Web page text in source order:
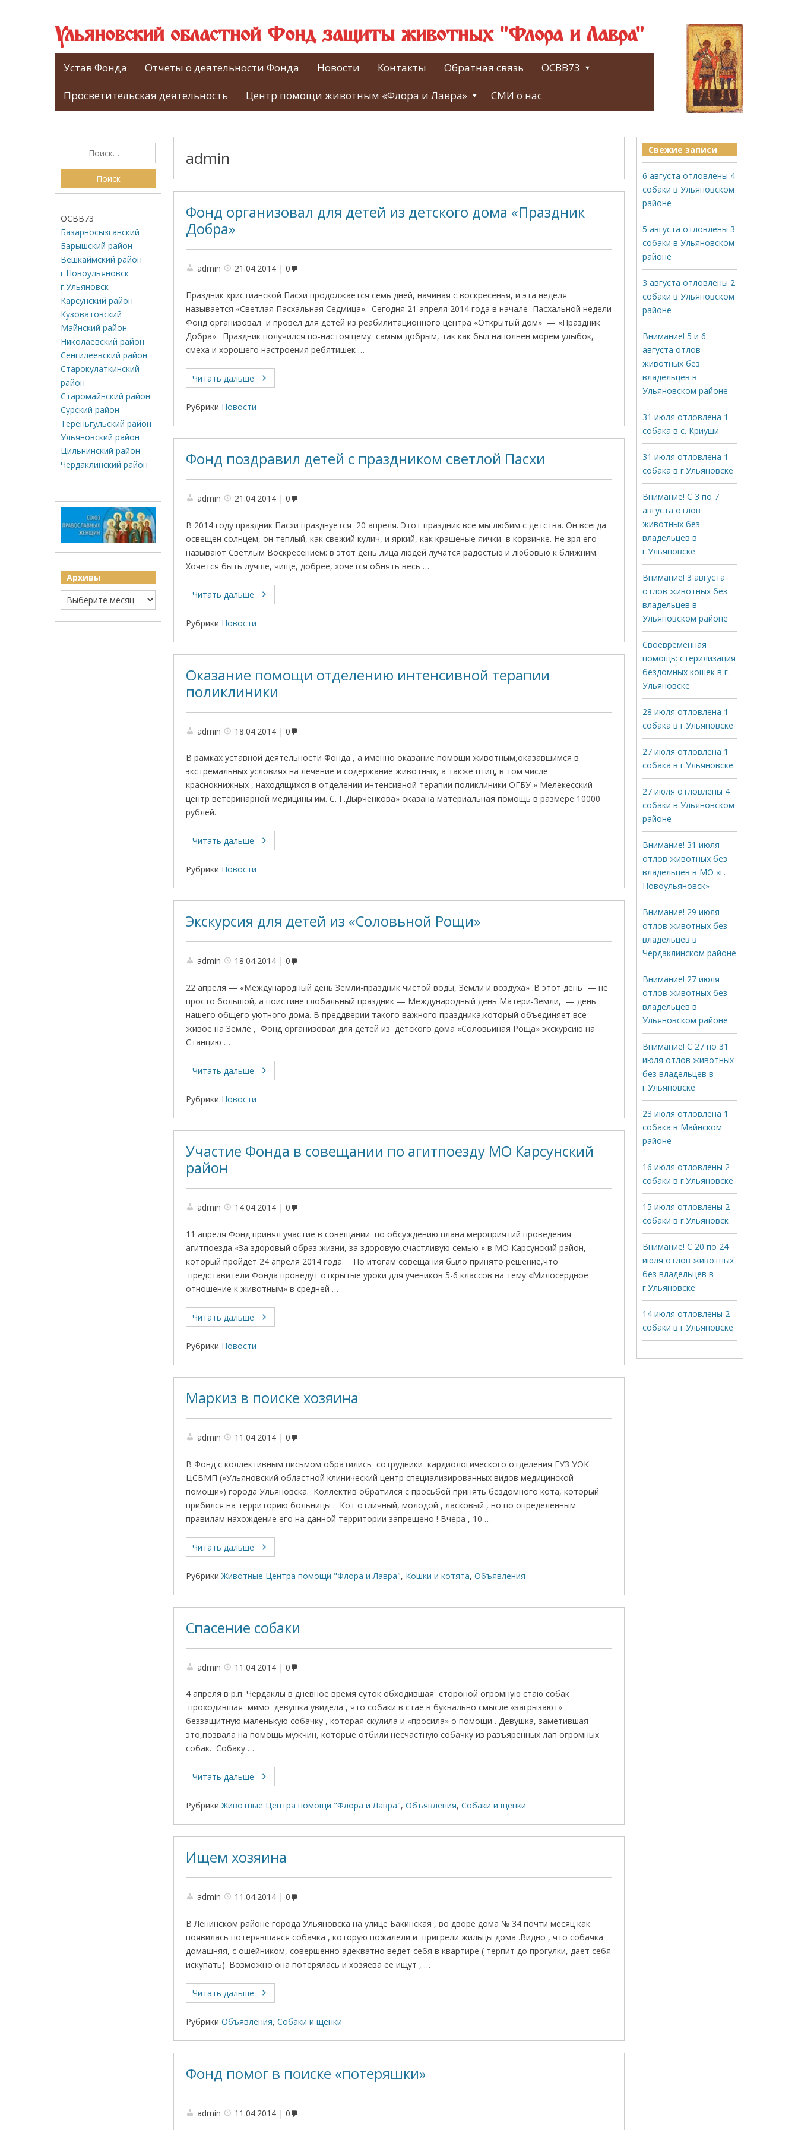
Ульяновский областной Фонд защиты животных "Флора и Лавра"
Устав Фонда Отчеты о деятельности Фонда Новости Контакты Обратная связь ОСВВ73
Просветительская деятельность Центр помощи животным «Флора и Лавра» СМИ о нас
admin
Фонд организовал для детей из детского дома «Праздник
Добра»
admin 21.04.2014 0
Праздник христианской Пасхи продолжается семь дней, начиная с воскресенья, и эта неделя
называется «Светлая Пасхальная Седмица». Сегодня 21 апреля 2014 года в начале Пасхальной недели
Фонд организовал и провел для детей из реабилитационного центра «Открытый дом» — «Праздник
Добра». Праздник получился по-настоящему самым добрым, так как был наполнен морем улыбок,
смеха и хорошего настроения ребятишек …
Читать дальше
Рубрики Новости
Фонд поздравил детей с праздником светлой Пасхи
admin 21.04.2014 0
В 2014 году праздник Пасхи празднуется 20 апреля. Этот праздник все мы любим с детства. Он всегда
освещен солнцем, он теплый, как свежий кулич, и яркий, как крашеные яички в корзинке. Не зря его
называют Светлым Воскресением: в этот день лица людей лучатся радостью и любовью к ближним.
Хочется быть лучше, чище, добрее, хочется обнять весь …
Читать дальше
Рубрики Новости
Оказание помощи отделению интенсивной терапии
поликлиники
admin 18.04.2014 0
В рамках уставной деятельности Фонда , а именно оказание помощи животным,оказавшимся в
экстремальных условиях на лечение и содержание животных, а также птиц, в том числе
краснокнижных , находящихся в отделении интенсивной терапии поликлиники ОГБУ » Мелекесский
центр ветеринарной медицины им. С. Г.Дырченкова» оказана материальная помощь в размере 10000
рублей.
Читать дальше
Рубрики Новости
Экскурсия для детей из «Соловьной Рощи»
admin 18.04.2014 0
22 апреля — «Международный день Земли-праздник чистой воды, Земли и воздуха» .В этот день — не
просто большой, а поистине глобальный праздник — Международный день Матери-Земли, — день
нашего общего уютного дома. В преддверии такого важного праздника,который объединяет все
живое на Земле , Фонд организовал для детей из детского дома «Соловьиная Роща» экскурсию на
Станцию …
Читать дальше
Рубрики Новости
Участие Фонда в совещании по агитпоезду МО Карсунский
район
admin 14.04.2014 0
11 апреля Фонд принял участие в совещании по обсуждению плана мероприятий проведения
агитпоезда «За здоровый образ жизни, за здоровую,счастливую семью » в МО Карсунский район,
который пройдет 24 апреля 2014 года. По итогам совещания было принято решение,что
представители Фонда проведут открытые уроки для учеников 5-6 классов на тему «Милосердное
отношение к животным» в средней …
Читать дальше
Рубрики Новости
Маркиз в поиске хозяина
admin 11.04.2014 0
В Фонд с коллективным письмом обратились сотрудники кардиологического отделения ГУЗ УОК
ЦСВМП (»Ульяновский областной клинический центр специализированных видов медицинской
помощи») города Ульяновска. Коллектив обратился с просьбой принять бездомного кота, который
прибился на территорию больницы . Кот отличный, молодой , ласковый , но по определенным
правилам нахождение его на данной территории запрещено ! Вчера , 10 …
Читать дальше
Рубрики Животные Центра помощи "Флора и Лавра", Кошки и котята, Объявления
Спасение собаки
admin 11.04.2014 0
4 апреля в р.п. Чердаклы в дневное время суток обходившая стороной огромную стаю собак
проходившая мимо девушка увидела , что собаки в стае в буквально смысле «загрызают»
беззащитную маленькую собачку , которая скулила и «просила» о помощи . Девушка, заметившая
это,позвала на помощь мужчин, которые отбили несчастную собачку из разъяренных лап огромных
собак. Собаку …
Читать дальше
Рубрики Животные Центра помощи "Флора и Лавра", Объявления, Собаки и щенки
Ищем хозяина
admin 11.04.2014 0
В Ленинском районе города Ульяновска на улице Бакинская , во дворе дома № 34 почти месяц как
появилась потерявшаяся собачка , которую пожалели и пригрели жильцы дома .Видно , что собачка
домашняя, с ошейником, совершенно адекватно ведет себя в квартире ( терпит до прогулки, дает себя
искупать). Возможно она потерялась и хозяева ее ищут , …
Читать дальше
Рубрики Объявления, Собаки и щенки
Фонд помог в поиске «потеряшки»
admin 11.04.2014 0
ОСВВ73
Базарносызганский
Барышский район
Вешкаймский район
г.Новоульяновск
г.Ульяновск
Карсунский район
Кузоватовский
Майнский район
Николаевский район
Сенгилеевский район
Старокулаткинский
район
Старомайнский район
Сурский район
Тереньгульский район
Ульяновский район
Цильнинский район
Чердаклинский район
Архивы
Свежие записи
6 августа отловлены 4
собаки в Ульяновском
районе
5 августа отловлены 3
собаки в Ульяновском
районе
3 августа отловлены 2
собаки в Ульяновском
районе
Внимание! 5 и 6
августа отлов
животных без
владельцев в
Ульяновском районе
31 июля отловлена 1
собака в с. Криуши
31 июля отловлена 1
собака в г.Ульяновске
Внимание! С 3 по 7
августа отлов
животных без
владельцев в
г.Ульяновске
Внимание! 3 августа
отлов животных без
владельцев в
Ульяновском районе
Своевременная
помощь: стерилизация
бездомных кошек в г.
Ульяновске
28 июля отловлена 1
собака в г.Ульяновске
27 июля отловлена 1
собака в г.Ульяновске
27 июля отловлены 4
собаки в Ульяновском
районе
Внимание! 31 июля
отлов животных без
владельцев в МО «г.
Новоульяновск»
Внимание! 29 июля
отлов животных без
владельцев в
Чердаклинском районе
Внимание! 27 июля
отлов животных без
владельцев в
Ульяновском районе
Внимание! С 27 по 31
июля отлов животных
без владельцев в
г.Ульяновске
23 июля отловлена 1
собака в Майнском
районе
16 июля отловлены 2
собаки в г.Ульяновске
15 июля отловлены 2
собаки в г.Ульяновск
Внимание! С 20 по 24
июля отлов животных
без владельцев в
г.Ульяновске
14 июля отловлены 2
собаки в г.Ульяновске